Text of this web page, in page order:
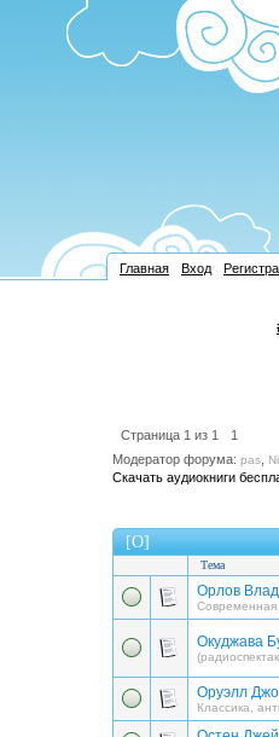
Главная Вход
Страница 1 из 1
1
Модератор форума: pas
Скачать аудиокниги
[О]
Тема
Орлов
Современная
Окуджава
Оруэлл
Классика,